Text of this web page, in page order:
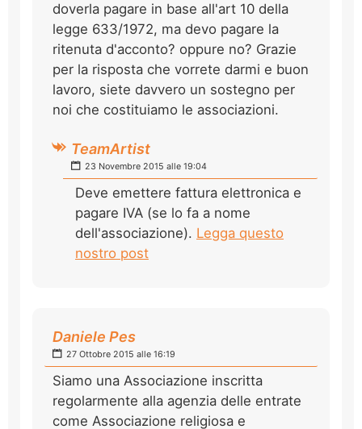
doverla pagare in base all'art 10 della
legge 633/1972, ma devo pagare la
ritenuta d'acconto? oppure no? Grazie
per la risposta che vorrete darmi e buon
lavoro, siete davvero un sostegno per
noi che costituiamo le associazioni.
TeamArtist
23 Novembre 2015 alle 19:04
Deve emettere fattura elettronica e
pagare IVA (se lo fa a nome
dell'associazione). Legga questo
nostro post
Daniele Pes
27 Ottobre 2015 alle 16:19
Siamo una Associazione inscritta
regolarmente alla agenzia delle entrate
come Associazione religiosa e